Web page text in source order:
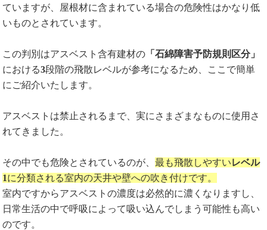
ていますが、屋根材に含まれている場合の危険性はかなり低
いものとされています。
この判別はアスベスト含有建材の 「石綿障害予防規則区分」
における3段階の飛散レベルが参考になるため、ここで簡単
にご紹介いたします。
アスベストは禁止されるまで、実にさまざまなものに使用さ
れてきました。
その中でも危険とされているのが、最も飛散しやすいレベル
1に分類される室内の天井や壁への吹き付けです。
室内ですからアスベストの濃度は必然的に濃くなりますし、
日常生活の中で呼吸によって吸い込んでしまう可能性も高い
のです。